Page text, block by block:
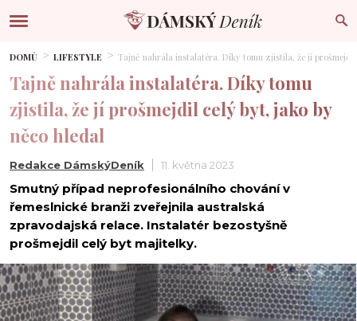
DOMŮ LIFESTYLE Tajně nahrála instalatéra. Díky tomu zjistila, že jí
Tajně nahrála instalatéra. Díky tomu
zjistila, že jí prošmejdil celý byt, jako by
něco hledal
Redakce DámskýDeník 11. května 2023
Smutný případ neprofesionálního chování v
řemeslnické branži zveřejnila australská
zpravodajská relace. Instalatér bezostyšně
prošmejdil celý byt majitelky.